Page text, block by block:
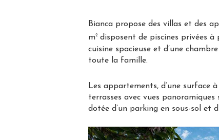
Bianca propose des villas et des
m2
disposent de piscines privées à
cuisine spacieuse et d’une
toute la famille.
Les appartements, d’une surface
terrasses avec vues
dotée d’un parking en sous-sol et